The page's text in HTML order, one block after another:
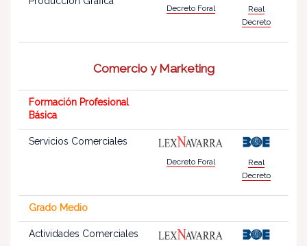
Decreto Foral
Real
Decreto
Comercio y Marketing
Formación Profesional
Básica
Servicios Comerciales
Decreto Foral
Real
Decreto
Grado Medio
Actividades Comerciales